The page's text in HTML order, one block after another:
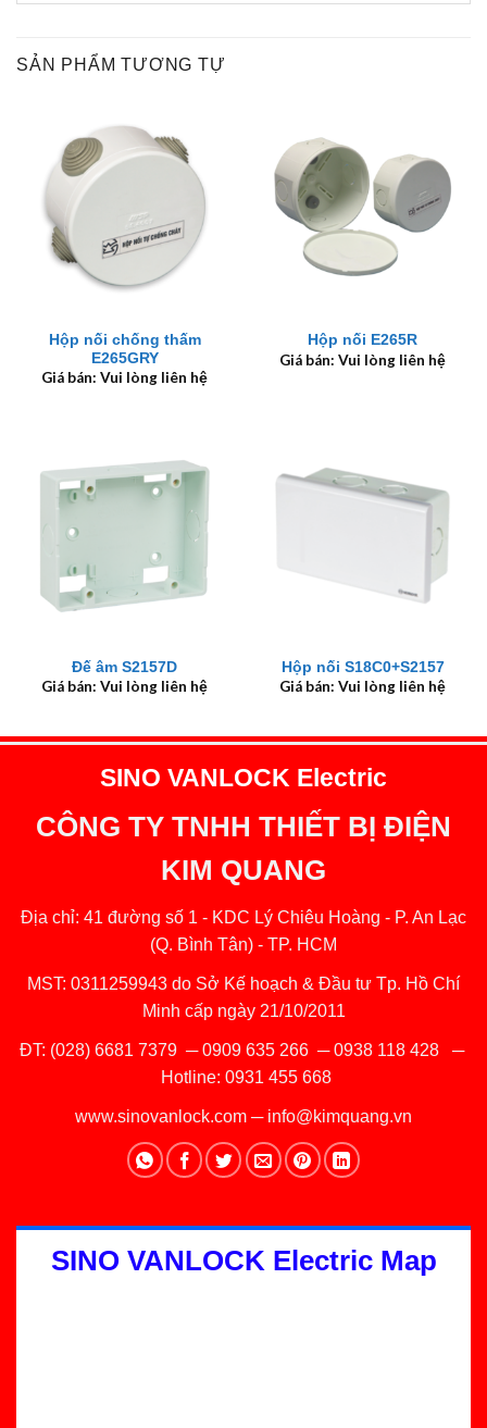
SẢN PHẨM TƯƠNG TỰ
Hộp nối chống thấm
E265GRY
Giá bán: Vui lòng liên hệ
Hộp nối E265R
Giá bán: Vui lòng liên hệ
Đế âm S2157D
Giá bán: Vui lòng liên hệ
Hộp nối S18C0+S2157
Giá bán: Vui lòng liên hệ
SINO VANLOCK Electric
CÔNG TY TNHH THIẾT BỊ ĐIỆN
KIM QUANG
Địa chỉ: 41 đường số 1 - KDC Lý Chiêu Hoàng - P. An Lạc
(Q. Bình Tân) - TP. HCM
MST: 0311259943 do Sở Kế hoạch & Đầu tư Tp. Hồ Chí
Minh cấp ngày 21/10/2011
ĐT: (028) 6681 7379 ─0909 635 266─0938 118 428─
Hotline: 0931 455 668
www.sinovanlock.com ─ info@kimquang.vn
SINO VANLOCK Electric Map